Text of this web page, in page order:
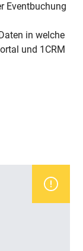
Eventbuchung
in welche
und 1CRM